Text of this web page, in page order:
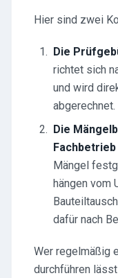
Hier sind zwei
Die
richtet sich
und wird
abgerechnet.
Die
Fachbetrieb
Mängel
hängen vom
dafür nach
Wer regelmäßig
durchführen